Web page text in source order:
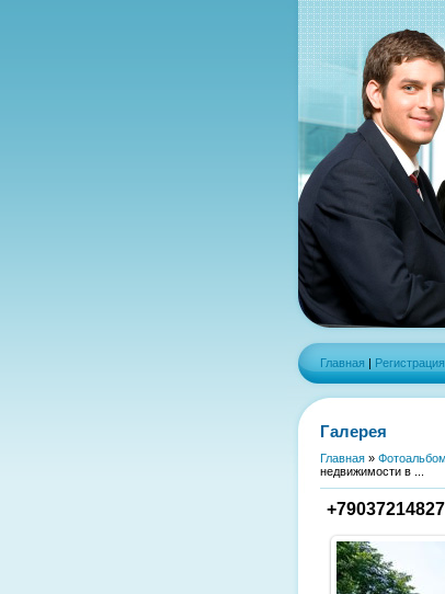
Главная | Регистрация
Галерея
Главная » Фотоальбом
недвижимости в ...